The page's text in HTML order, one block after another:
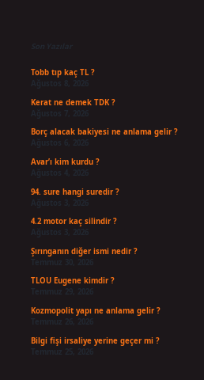
Son Yazılar
Tobb tıp kaç TL ?
Ağustos 8, 2026
Kerat ne demek TDK ?
Ağustos 7, 2026
Borç alacak bakiyesi ne anlama gelir ?
Ağustos 6, 2026
Avar’ı kim kurdu ?
Ağustos 4, 2026
94. sure hangi suredir ?
Ağustos 3, 2026
4.2 motor kaç silindir ?
Ağustos 3, 2026
Şırınganın diğer ismi nedir ?
TLOU Eugene kimdir ?
Temmuz 29, 2026
Kozmopolit yapı ne anlama gelir ?
Bilgi fişi irsaliye yerine geçer mi ?
Temmuz 25, 2026